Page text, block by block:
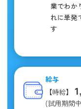
業でわか
れに単発
す
給与
【時給】
(試用期間